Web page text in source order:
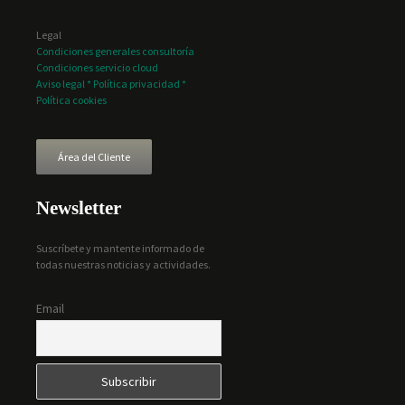
Legal
Condiciones generales consultoría
Condiciones servicio cloud
Aviso legal * Política privacidad *
Política cookies
Área del Cliente
Newsletter
Suscríbete y mantente informado de
todas nuestras noticias y actividades.
Email